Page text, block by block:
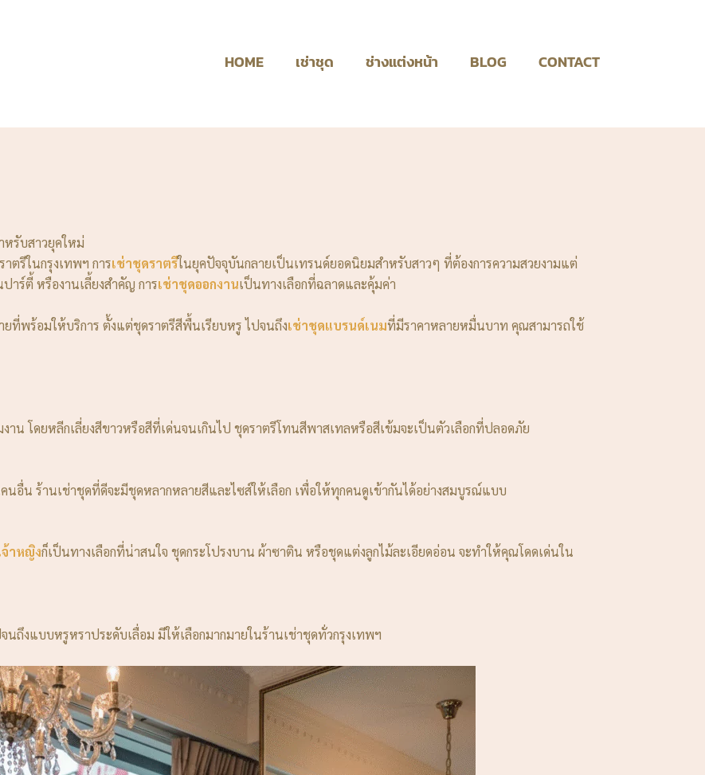
HOME เช่าชุด ช่างแต่งหน้า BLOG CONTACT
หรับสาวยุคใหม่
าตรีในกรุงเทพฯ การเช่าชุดราตรีในยุคปัจจุบันกลายเป็นเทรนด์ยอดนิยมสำหรับสาวๆ ที่ต้องการความสวยงามแต่
าร์ตี้ หรืองานเลี้ยงสำคัญ การเช่าชุดออกงานเป็นทางเลือกที่ฉลาดและคุ้มค่า
ยที่พร้อมให้บริการ ตั้งแต่ชุดราตรีสีพื้นเรียบหรู ไปจนถึงเช่าชุดแบรนด์เนมที่มีราคาหลายหมื่นบาท คุณสามารถใช้
าน โดยหลีกเลี่ยงสีขาวหรือสีที่เด่นจนเกินไป ชุดราตรีโทนสีพาสเทลหรือสีเข้มจะเป็นตัวเลือกที่ปลอดภัย
นอื่น ร้านเช่าชุดที่ดีจะมีชุดหลากหลายสีและไซส์ให้เลือก เพื่อให้ทุกคนดูเข้ากันได้อย่างสมบูรณ์แบบ
จ้าหญิงก็เป็นทางเลือกที่น่าสนใจ ชุดกระโปรงบาน ผ้าซาติน หรือชุดแต่งลูกไม้ละเอียดอ่อน จะทำให้คุณโดดเด่นใน
ถึงแบบหรูหราประดับเลื่อม มีให้เลือกมากมายในร้านเช่าชุดทั่วกรุงเทพฯ